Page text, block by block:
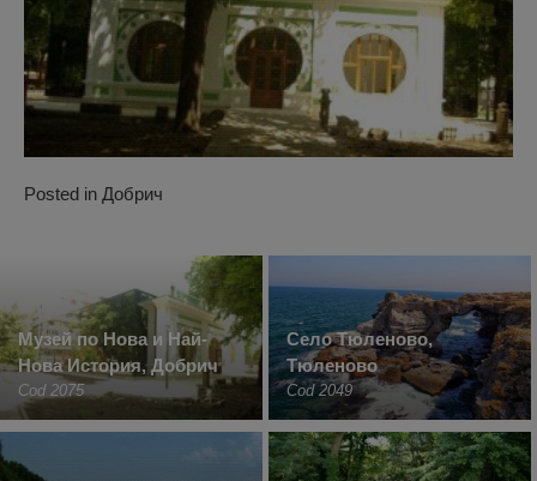
Posted in Добрич
Музей по Нова и Най-
Нова История, Добрич
Cod 2075
Село Тюленово,
Тюленово
Cod 2049